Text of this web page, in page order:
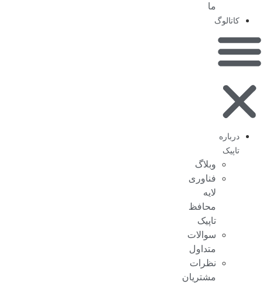
ما
کاتالوگ
درباره
تاپیک
وبلاگ
فناوری
لایه
محافظ
تاپیک
سوالات
متداول
نظرات
مشتریان